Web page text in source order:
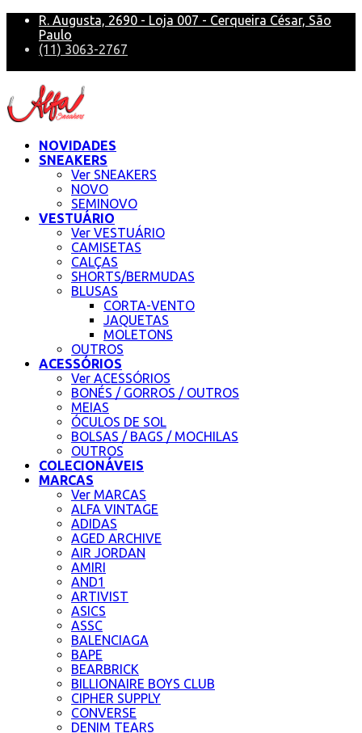
R. Augusta, 2690 - Loja 007 - Cerqueira César, São
Paulo
(11) 3063-2767
NOVIDADES
SNEAKERS
Ver SNEAKERS
NOVO
SEMINOVO
VESTUÁRIO
Ver VESTUÁRIO
CAMISETAS
CALÇAS
SHORTS/BERMUDAS
BLUSAS
CORTA-VENTO
JAQUETAS
MOLETONS
OUTROS
ACESSÓRIOS
Ver ACESSÓRIOS
BONÉS / GORROS / OUTROS
MEIAS
ÓCULOS DE SOL
BOLSAS / BAGS / MOCHILAS
OUTROS
COLECIONÁVEIS
MARCAS
Ver MARCAS
ALFA VINTAGE
ADIDAS
AGED ARCHIVE
AIR JORDAN
AMIRI
AND1
ARTIVIST
ASICS
ASSC
BALENCIAGA
BAPE
BEARBRICK
BILLIONAIRE BOYS CLUB
CIPHER SUPPLY
CONVERSE
DENIM TEARS